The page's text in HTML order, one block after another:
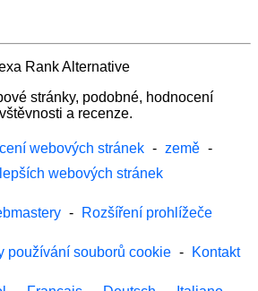
Rank Alternative
stránky, podobné, hodnocení
a recenze.
webových stránek - země -
webových stránek
- Rozšíření prohlížeče
používání souborů cookie - Kontakt